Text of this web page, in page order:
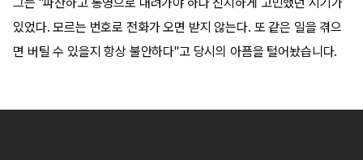
있었다. 모르는 번호로 전화가 오면 받지 않는다. 또 같은 일을 겪으
면 버틸 수 있을지 항상 불안하다"고 당시의 아픔을 털어놨습니다.